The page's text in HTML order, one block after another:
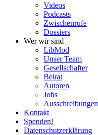
Videos
Podcasts
Zwischenrufe
Dossiers
Wer wir sind
LibMod
Unser Team
Gesell­schafter
Beirat
Autoren
Jobs
Ausschrei­bungen
Kontakt
Spenden!
Daten­schutz­er­klärung